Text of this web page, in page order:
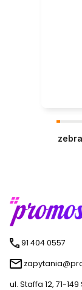
91 404 0557
ul. Staffa 12, 71-